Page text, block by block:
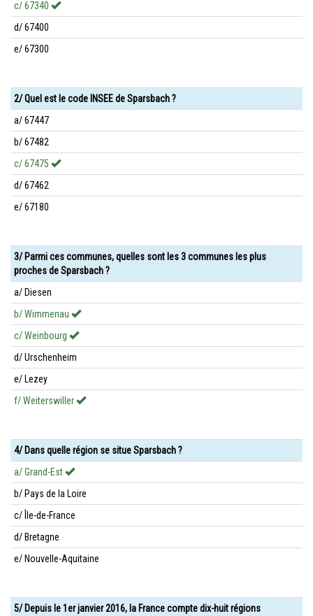
c/ 67340
d/ 67400
e/ 67300
2/ Quel est le code INSEE de Sparsbach ?
a/ 67447
b/ 67482
c/ 67475
d/ 67462
e/ 67180
3/ Parmi ces communes, quelles sont les 3 communes les plus
proches de Sparsbach ?
a/ Diesen
b/ Wimmenau
c/ Weinbourg
d/ Urschenheim
e/ Lezey
f/ Weiterswiller
4/ Dans quelle région se situe Sparsbach ?
a/ Grand-Est
b/ Pays de la Loire
c/ Île-de-France
d/ Bretagne
e/ Nouvelle-Aquitaine
5/ Depuis le 1er janvier 2016, la France compte dix-huit régions